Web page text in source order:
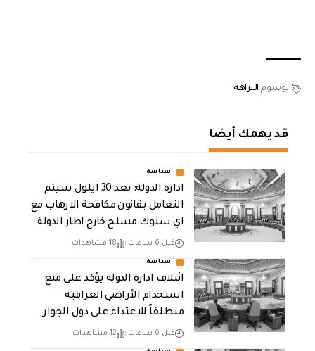
الوسوم النزاهة
قد يهمك أيضا
سياسة
ادارة الدولة: بعد 30 ايلول سيتم
التعامل بقانون مكافحة الارهاب مع
اي سلوك مسلح خارج اطار الدولة
قبل 6 ساعات 18 مشاهدات
سياسة
ائتلاف ادارة الدولة يؤكد على منع
استخدام الأراضي العراقية
منطلقاً للاعتداء على دول الجوار
قبل 6 ساعات 12 مشاهدات